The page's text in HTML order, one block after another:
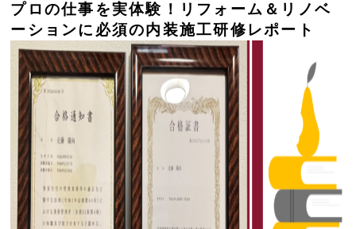
プロの仕事を実体験！リフォーム＆リノベ
ーションに必須の内装施工研修レポート